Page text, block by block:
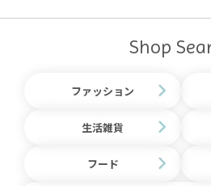
Shop
ファッション
生活雑貨
フード